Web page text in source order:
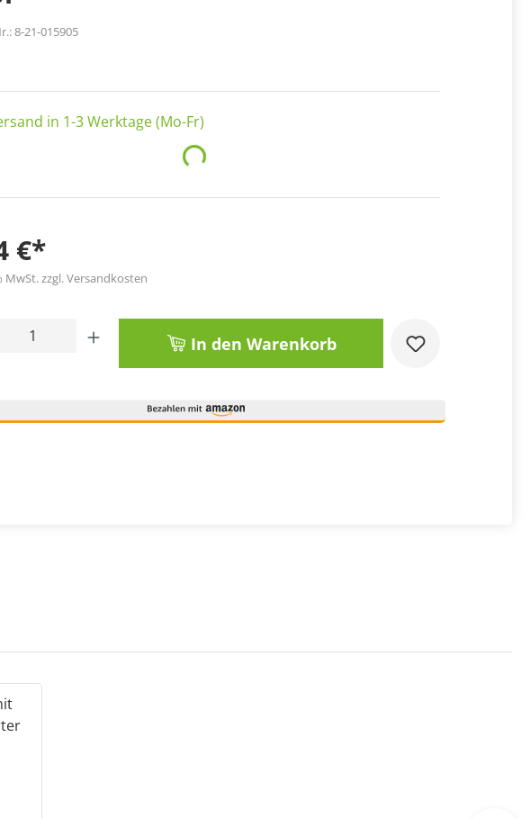
8-21-015905
in 1-3 Werktage (Mo-Fr)
Loading...
€*
MwSt. zzgl. Versandkosten
Anzahl: Gib den gewünschten Wert ein oder
In den Warenkorb